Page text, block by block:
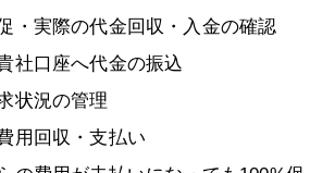
・実際の代金回収・入金の確認
社口座へ代金の振込
状況の管理
用回収・支払い